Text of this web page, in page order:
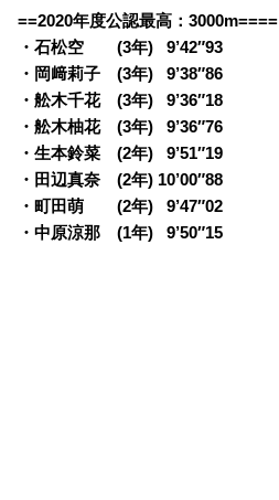
==2020年度公認最高：3000m====
・石松空 (3年)
09’42″93
・岡﨑莉子 (3年)
09’38″86
・舩木千花 (3年)
09’36″18
・舩木柚花 (3年)
09’36″76
・生本鈴菜 (2年)
09’51″19
・田辺真奈 (2年) 10’00″88
・町田萌 (2年)
09’47″02
・中原涼那 (1年)
09’50″15